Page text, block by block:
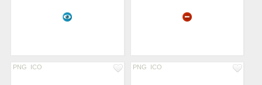
PNG ICO PNG ICO